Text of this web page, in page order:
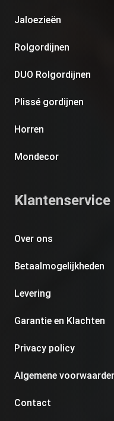
Jaloezieën
Rolgordijnen
DUO Rolgordijnen
Plissé gordijnen
Horren
Mondecor
Klantenservice
Over ons
Betaalmogelijkheden
Levering
Garantie en Klachten
Privacy policy
Algemene
Contact